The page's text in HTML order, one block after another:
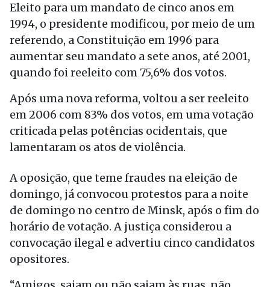
Eleito para um mandato de cinco anos em
1994, o presidente modificou, por meio de um
referendo, a Constituição em 1996 para
aumentar seu mandato a sete anos, até 2001,
quando foi reeleito com 75,6% dos votos.
Após uma nova reforma, voltou a ser reeleito
em 2006 com 83% dos votos, em uma votação
criticada pelas potências ocidentais, que
lamentaram os atos de violência.
A oposição, que teme fraudes na eleição de
domingo, já convocou protestos para a noite
de domingo no centro de Minsk, após o fim do
horário de votação. A justiça considerou a
convocação ilegal e advertiu cinco candidatos
opositores.